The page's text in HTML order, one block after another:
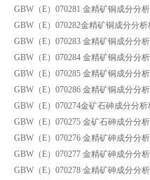
GBW（E）070281 金精矿铜成分分
GBW（E）070282金精矿铜成分分
GBW（E）070283 金精矿铜成分分
GBW（E）070284 金精矿铜成分分
GBW（E）070285 金精矿铜成分分
GBW（E）070286 金精矿铜成分分
GBW（E）070274金矿石砷成分分
GBW（E）070275 金矿石砷成分分
GBW（E）070276 金精矿砷成分分
GBW（E）070277 金精矿砷成分分
GBW（E）070278 金精矿砷成分分